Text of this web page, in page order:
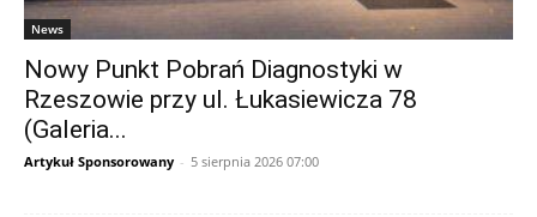
News
Nowy Punkt Pobrań Diagnostyki w
Rzeszowie przy ul. Łukasiewicza 78
(Galeria...
Artykuł Sponsorowany - 5 sierpnia 2026 07:00